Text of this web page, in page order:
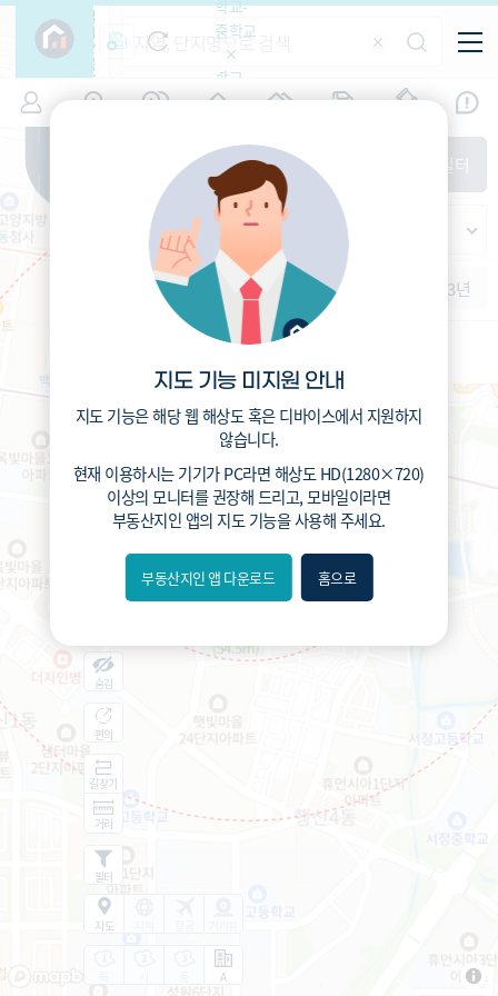
성신초등학교 (공립)
배정동
전체동
210m
운전
1.6 분
도보
4.7분
필
항
목
(7)
학교-
중학교
학교-
고등학
면적-
평형
세대
수-100
이상
경기
범례
입주년차
입주예정
25~35년
35년이상
면적
숨김
편의
길찾기
거리
필터
지도
A
시세 입주 거래 전출입
인구
주거 경매
매매 전세 단지필터
가격
가격
범례색상기준
1개월 3개월 6개월 1년 3년
지도 기능 미지원 안내
지도 기능은 해당 웹 해상도 혹은 디바이스에서 지원하지
않습니다.
현재 이용하시는 기기가PC라면 해상도 HD(1280×720)
이상의 모니터를 권장해 드리고, 모바일이라면
부동산지인 앱의 지도 기능을 사용해 주세요.
부동산지인 앱 다운로드 홈으로